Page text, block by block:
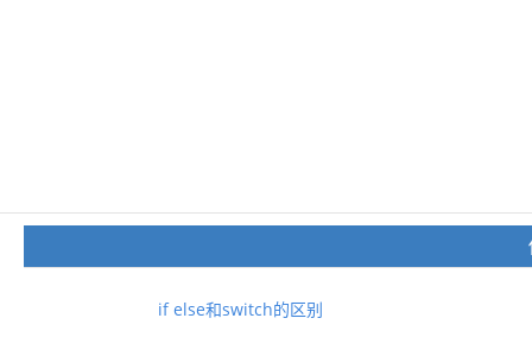
if else和switch的区别